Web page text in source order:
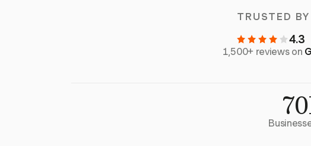
TRUSTED
4.3
1,500+ reviews on